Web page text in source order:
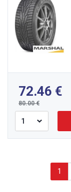
72.46
80.00
1